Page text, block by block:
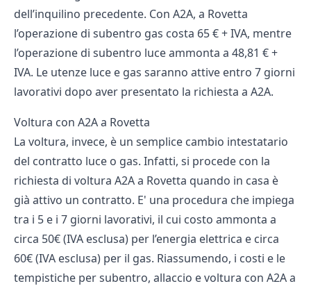
dell’inquilino precedente. Con A2A, a Rovetta
l’operazione di subentro gas costa 65 € + IVA, mentre
l’operazione di subentro luce ammonta a 48,81 € +
IVA. Le utenze luce e gas saranno attive entro 7 giorni
lavorativi dopo aver presentato la richiesta a A2A.
Voltura con A2A a Rovetta
La voltura, invece, è un semplice cambio intestatario
del contratto luce o gas. Infatti, si procede con la
richiesta di voltura A2A a Rovetta quando in casa è
già attivo un contratto. E' una procedura che impiega
tra i 5 e i 7 giorni lavorativi, il cui costo ammonta a
circa 50€ (IVA esclusa) per l’energia elettrica e circa
60€ (IVA esclusa) per il gas. Riassumendo, i costi e le
tempistiche per subentro, allaccio e voltura con A2A a